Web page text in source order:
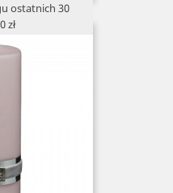
ostatnich 30
zł